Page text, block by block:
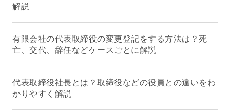
解説
有限会社の代表取締役の変更登記をする方法は？死
亡、交代、辞任などケースごとに解説
代表取締役社長とは？取締役などの役員との違いをわ
かりやすく解説